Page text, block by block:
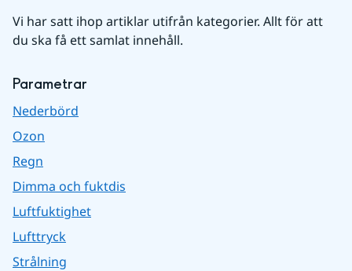
Vi har satt ihop artiklar utifrån kategorier. Allt för att
du ska få ett samlat innehåll.
Parametrar
Nederbörd
Ozon
Regn
Dimma och fuktdis
Luftfuktighet
Lufttryck
Strålning